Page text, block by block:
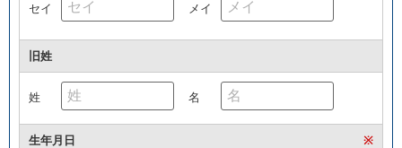
セイ
メイ
旧姓
姓 名
生年月日 ※